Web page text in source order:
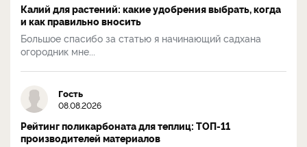
Калий для растений: какие удобрения выбрать, когда
и как правильно вносить
Большое спасибо за статью я начинающий садхана
огородник мне...
Гость
08.08.2026
Рейтинг поликарбоната для теплиц: ТОП-11
производителей материалов